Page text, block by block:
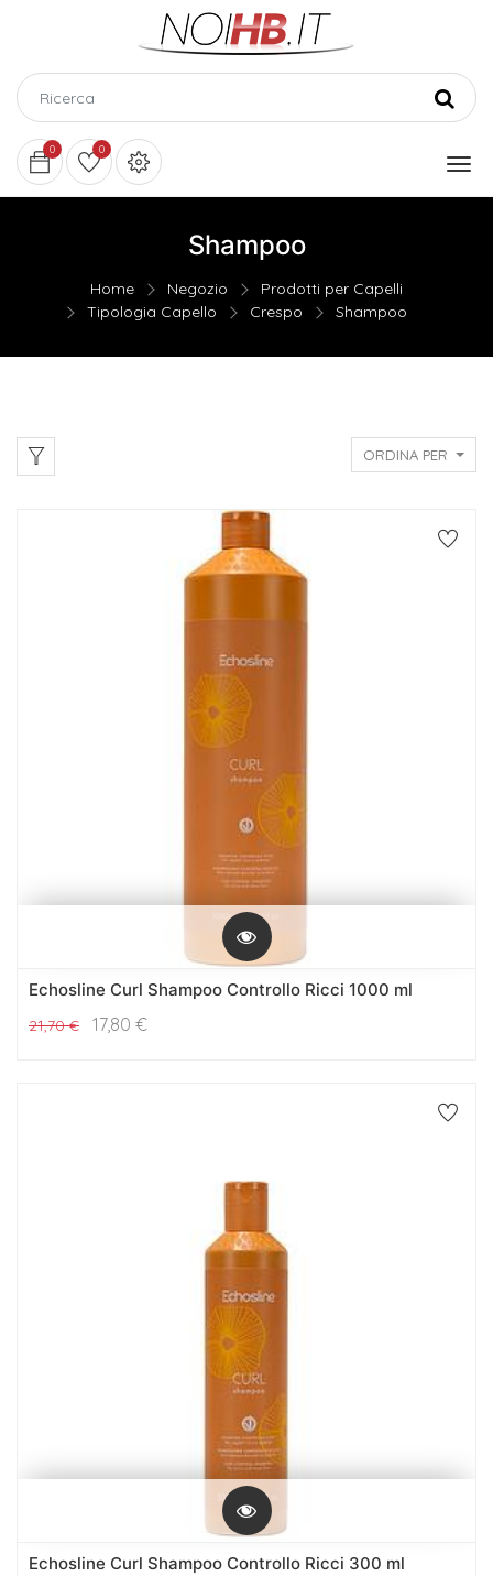
0 0
Shampoo
Home Negozio
Prodotti per Capelli
Tipologia Capello
Crespo Shampoo
ORDINA PER
Echosline Curl Shampoo Controllo Ricci 1000 ml
21,70€ 17,80 €
Echosline Curl Shampoo Controllo Ricci 300 ml